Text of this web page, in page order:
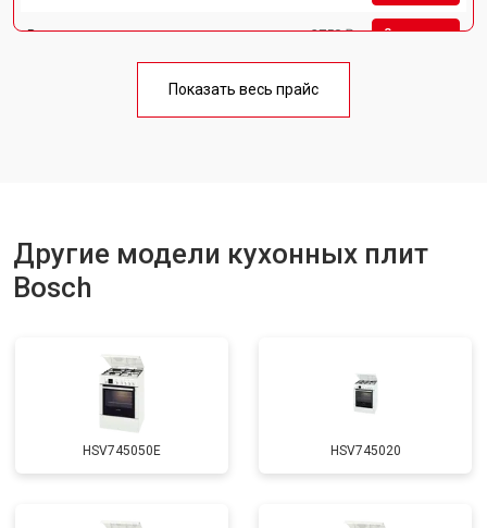
Ремонт электропроводки от 2750 ₽ Заказать
Ремонт чугунной конфорки от 2600 ₽
Показать весь прайс
Другие модели кухонных плит
Bosch
HSV745050E HSV745020